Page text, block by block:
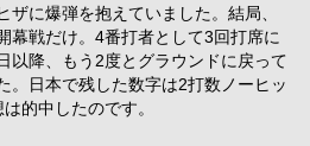
に爆弾を抱えていました。結局、
幕戦だけ。4番打者として3回打席に
以降、もう2度とグラウンドに戻って
。日本で残した数字は2打数ノーヒッ
的中したのです。